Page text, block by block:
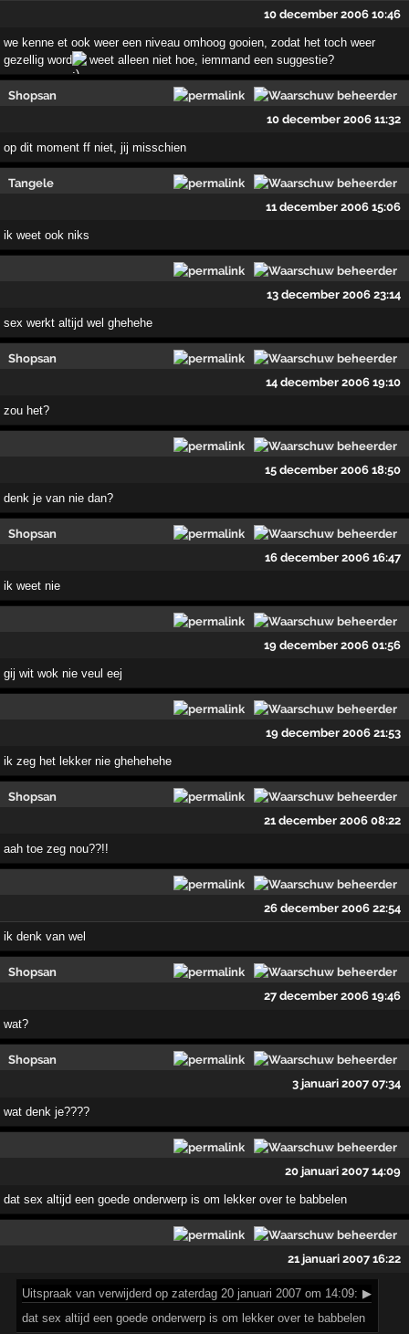
10 december 2006 10:46
we kenne et ook weer een niveau omhoog gooien, zodat het toch weer
gezellig word
weet alleen niet hoe, iemmand een suggestie?
Shopsan
10 december 2006 11:32
op dit moment ff niet, jij misschien
Tangele
11 december 2006 15:06
ik weet ook niks
13 december 2006 23:14
sex werkt altijd wel ghehehe
Shopsan
14 december 2006 19:10
zou het?
15 december 2006 18:50
denk je van nie dan?
Shopsan
16 december 2006 16:47
ik weet nie
19 december 2006 01:56
gij wit wok nie veul eej
19 december 2006 21:53
ik zeg het lekker nie ghehehehe
Shopsan
21 december 2006 08:22
aah toe zeg nou??!!
26 december 2006 22:54
ik denk van wel
Shopsan
27 december 2006 19:46
wat?
Shopsan
3 januari 2007 07:34
wat denk je????
20 januari 2007 14:09
dat sex altijd een goede onderwerp is om lekker over te babbelen
21 januari 2007 16:22
Uitspraak van verwijderd op zaterdag 20 januari 2007 om 14:09: ▶
dat sex altijd een goede onderwerp is om lekker over te babbelen